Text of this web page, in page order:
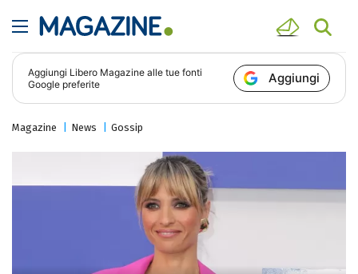
Aggiungi Libero Magazine alle tue fonti
Google preferite
Aggiungi
Magazine News Gossip